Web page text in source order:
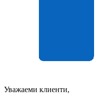
Уважаеми клиенти,